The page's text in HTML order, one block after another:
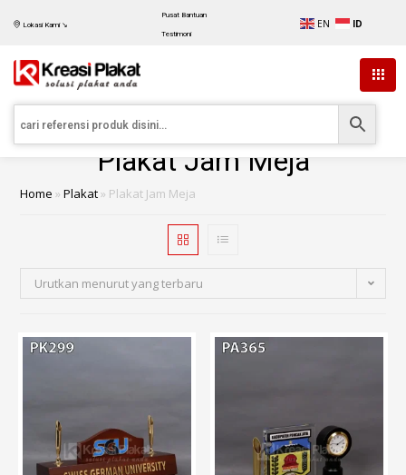
Lokasi Kami ↘
Pusat Bantuan
Testimoni
EN ID
Plakat Jam Meja
Home »Plakat» Plakat Jam Meja
Urutkan menurut yang terbaru